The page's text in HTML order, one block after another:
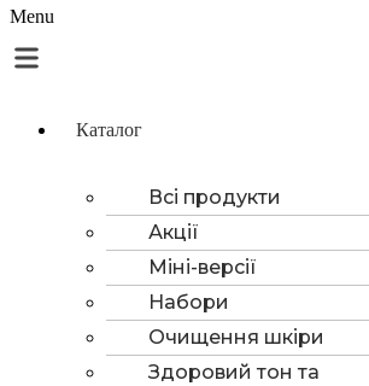
Menu
Каталог
Всі продукти
Акції
Міні-версії
Набори
Очищення шкіри
Здоровий тон та